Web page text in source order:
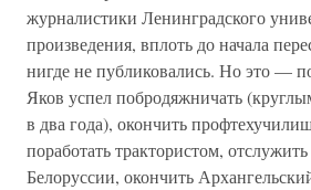
журналистики Ленинградского
произведения, вплоть до начала
нигде не публиковались. Но это —
Яков успел побродяжничать
в два года), окончить
поработать трактористом,
Белоруссии, окончить